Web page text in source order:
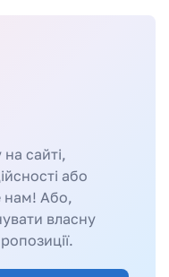
сайті,
або
нам! Або,
власну